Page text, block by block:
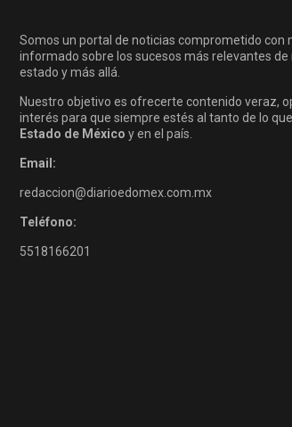
Somos un portal de noticias comprometido con
informado sobre los sucesos más relevantes de
estado y más allá.
Nuestro objetivo es ofrecerte contenido veraz,
interés para que siempre estés al tanto de lo
Estado de México y en el país.
Email:
redaccion@diarioedomex.com.mx
Teléfono:
5518166201